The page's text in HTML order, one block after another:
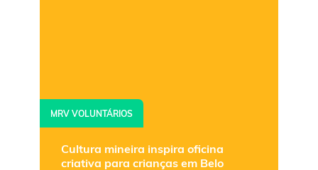
MRV VOLUNTÁRIOS
Cultura mineira inspira oficina
criativa para crianças em Belo